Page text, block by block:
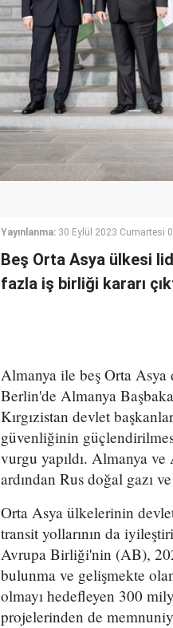
Yayınlanma: 30 Eylül 2023 Cumartesi
Beş Orta Asya ülkesi
fazla iş birliği kararı
Almanya ile beş Orta Asya
Berlin'de Almanya
Kırgızistan devlet
güvenliğinin
vurgu yapıldı. Almanya ve
ardından Rus doğal gazı
Orta Asya ülkelerinin
transit yollarının da
Avrupa Birliği'nin (AB),
bulunma ve gelişmekte
olmayı hedefleyen 300
projelerinden de